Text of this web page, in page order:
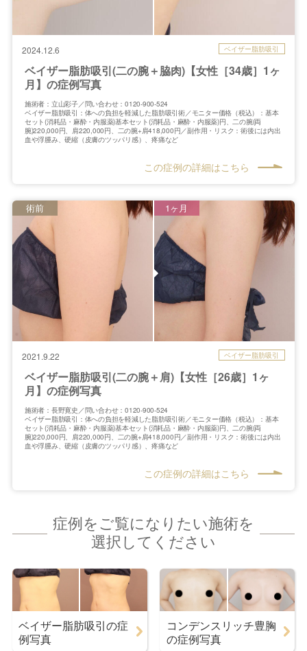
2024.12.6 ベイザー脂肪吸引
ベイザー脂肪吸引(二の腕＋脇肉)【女性［34歳］1ヶ
月】の症例写真
施術者：立山彩子／問い合わせ：0120-900-524
ベイザー脂肪吸引：体への負担を軽減した脂肪吸引術／モニター価格（税込）：基本
セット(消耗品・麻酔・内服薬)基本セット(消耗品・麻酔・内服薬)円、二の腕(両
腕)220,000円、肩220,000円、二の腕+肩418,000円／副作用・リスク：術後には内出
血や浮腫み、硬縮（皮膚のツッパリ感）、疼痛など
この症例の詳細はこちら
2021.9.22 ベイザー脂肪吸引
ベイザー脂肪吸引(二の腕＋肩)【女性［26歳］1ヶ
月】の症例写真
術前 1ヶ月
施術者：長野寛史／問い合わせ：0120-900-524
ベイザー脂肪吸引：体への負担を軽減した脂肪吸引術／モニター価格（税込）：基本
セット(消耗品・麻酔・内服薬)基本セット(消耗品・麻酔・内服薬)円、二の腕(両
腕)220,000円、肩220,000円、二の腕+肩418,000円／副作用・リスク：術後には内出
血や浮腫み、硬縮（皮膚のツッパリ感）、疼痛など
この症例の詳細はこちら
症例をご覧になりたい施術を
選択してください
ベイザー脂肪吸引の症
例写真
コンデンスリッチ豊胸
の症例写真